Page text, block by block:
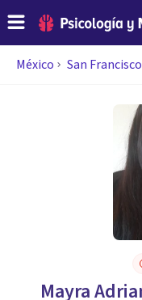
México San
Mayra